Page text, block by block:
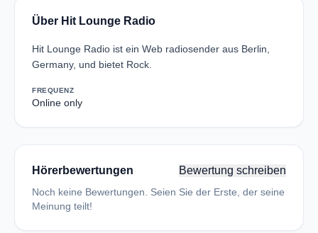
Über Hit Lounge Radio
Hit Lounge Radio ist ein Web radiosender aus Berlin,
Germany, und bietet Rock.
FREQUENZ
Online only
Hörerbewertungen Bewertung schreiben
Noch keine Bewertungen. Seien Sie der Erste, der seine
Meinung teilt!